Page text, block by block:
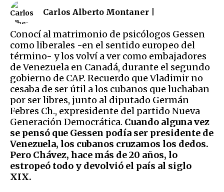
Carlos Alberto Montaner |
Conocí al matrimonio de psicólogos Gessen
como liberales -en el sentido europeo del
término- y los volví a ver como embajadores
de Venezuela en Canadá, durante el segundo
gobierno de CAP. Recuerdo que Vladimir no
cesaba de ser útil a los cubanos que luchaban
por ser libres, junto al diputado Germán
Febres Ch., expresidente del partido Nueva
Generación Democrática. Cuando alguna vez
se pensó que Gessen podía ser presidente de
Venezuela, los cubanos cruzamos los dedos.
Pero Chávez, hace más de 20 años, lo
estropeó todo y devolvió el país al siglo
XIX.